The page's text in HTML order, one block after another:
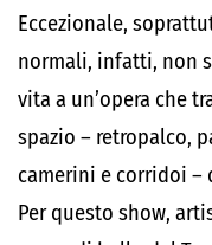
Eccezionale,
normali, infatti, non
vita a un’opera che
spazio – retropalco,
camerini e corridoi –
Per questo show,